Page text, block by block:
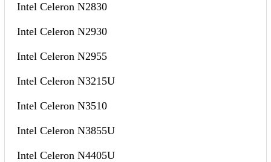
Intel Celeron N2830
Intel Celeron N2930
Intel Celeron N2955
Intel Celeron N3215U
Intel Celeron N3510
Intel Celeron N3855U
Intel Celeron N4405U